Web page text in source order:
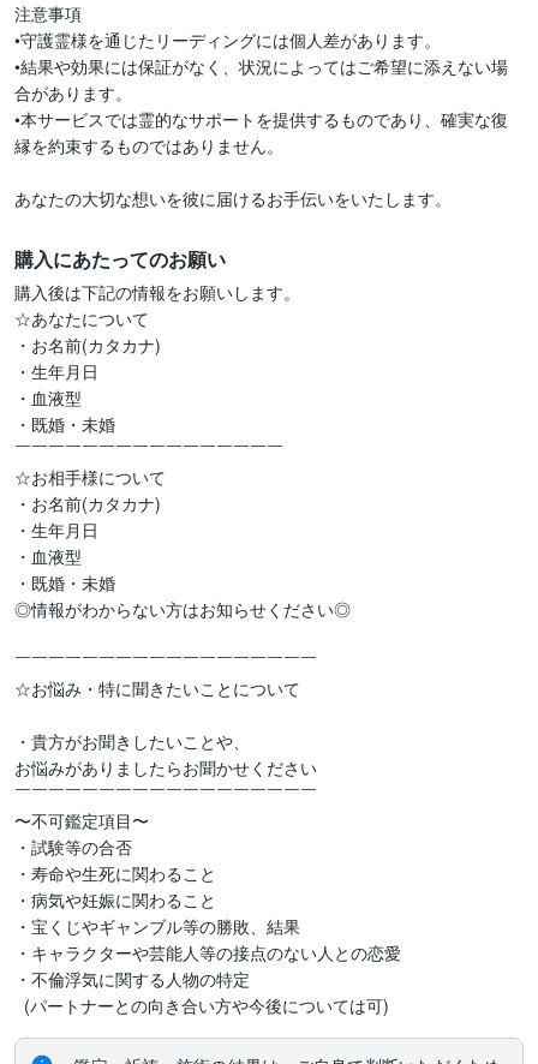
注意事項
•守護霊様を通じたリーディングには個人差があります。
•結果や効果には保証がなく、状況によってはご希望に添えない場
合があります。
•本サービスでは霊的なサポートを提供するものであり、確実な復
縁を約束するものではありません。
あなたの大切な想いを彼に届けるお手伝いをいたします。
購入にあたってのお願い
購入後は下記の情報をお願いします。
☆あなたについて
・お名前(カタカナ)
・生年月日
・血液型
・既婚・未婚
￣￣￣￣￣￣￣￣￣￣￣￣￣￣￣￣
☆お相手様について
・お名前(カタカナ)
・生年月日
・血液型
・既婚・未婚
◎情報がわからない方はお知らせください◎
￣￣￣￣￣￣￣￣￣￣￣￣￣￣￣￣￣￣
☆お悩み・特に聞きたいことについて
・貴方がお聞きしたいことや、
お悩みがありましたらお聞かせください
￣￣￣￣￣￣￣￣￣￣￣￣￣￣￣￣￣￣
〜不可鑑定項目〜
・試験等の合否
・寿命や生死に関わること
・病気や妊娠に関わること
・宝くじやギャンブル等の勝敗、結果
・キャラクターや芸能人等の接点のない人との恋愛
・不倫浮気に関する人物の特定